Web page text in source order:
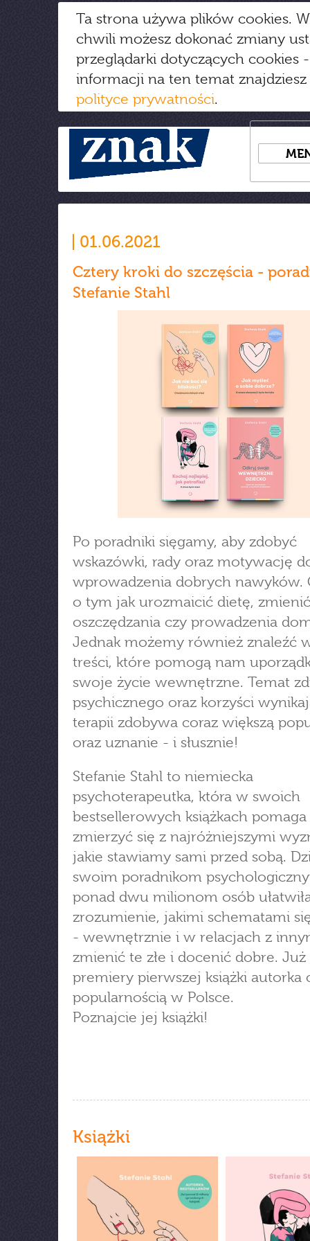
Ta strona używa plików cookies.
chwili możesz dokonać zmiany
przeglądarki dotyczących cookies
informacji na ten temat
polityce prywatności.
01.06.2021
Cztery kroki do szczęścia -
Stefanie Stahl
Po poradniki sięgamy, aby zdobyć
wskazówki, rady oraz motywację
wprowadzenia dobrych nawyków.
o tym jak urozmaicić dietę,
oszczędzania czy prowadzenia
Jednak możemy również znaleźć
treści, które pomogą nam
swoje życie wewnętrzne. Temat
psychicznego oraz korzyści
terapii zdobywa coraz większą
oraz uznanie - i słusznie!
Stefanie Stahl to niemiecka
psychoterapeutka, która w swoich
bestsellerowych książkach
zmierzyć się z najróżniejszymi
jakie stawiamy sami przed sobą.
swoim poradnikom
ponad dwu milionom osób
zrozumienie, jakimi schematami
- wewnętrznie i w relacjach z
zmienić te złe i docenić dobre. Już
premiery pierwszej książki autorka
popularnością w Polsce.
Poznajcie jej książki!
Książki